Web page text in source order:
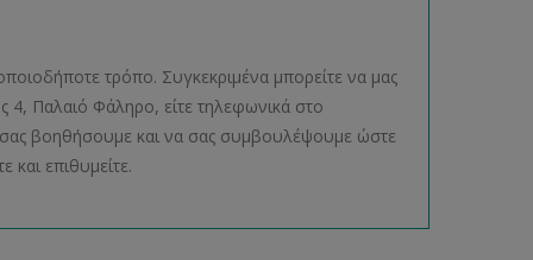
τρόπο. Συγκεκριμένα μπορείτε να μας
4, Παλαιό Φάληρο, είτε τηλεφωνικά στο
σας βοηθήσουμε και να σας συμβουλέψουμε ώστε
και επιθυμείτε.